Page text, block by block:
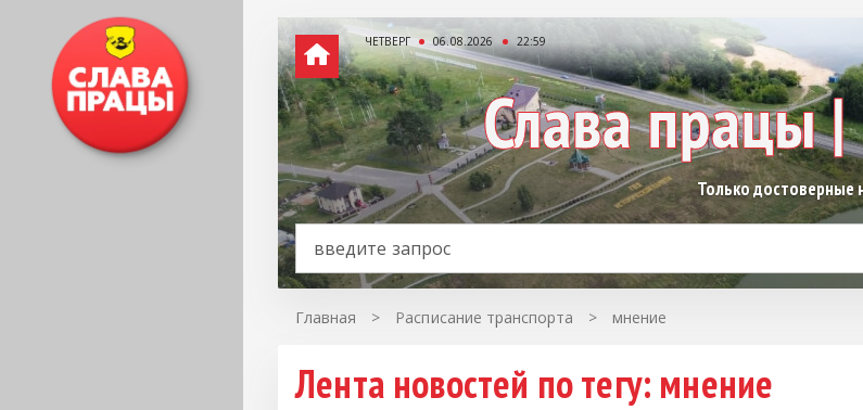
ЧЕТВЕРГ 06.08.2026 22:59
Только
Главная > Расписание транспорта > мнение
Лента новостей по тегу: мнение